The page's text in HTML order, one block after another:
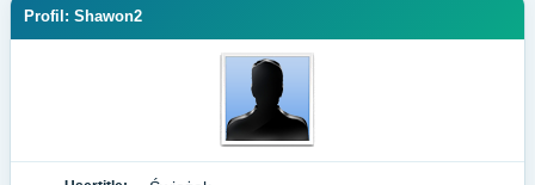
Profil: Shawon2